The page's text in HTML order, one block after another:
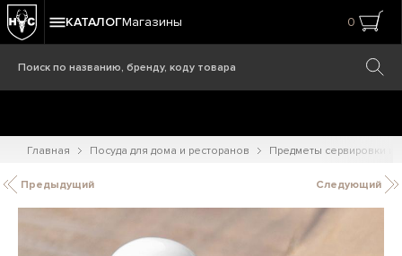
КАТАЛОГМагазины 0
Главная Посуда для дома и ресторанов Предметы сервировки и
Предыдущий Следующий